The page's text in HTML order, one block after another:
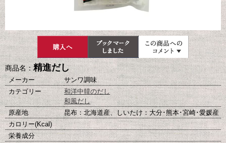
商品名：精進だし
メーカー
サンワ調味
カテゴリー
和洋中韓のだし
和風だし
原産地
昆布：北海道産、しいたけ：大分･熊本･宮崎･愛媛産
カロリー(Kcal)
栄養成分